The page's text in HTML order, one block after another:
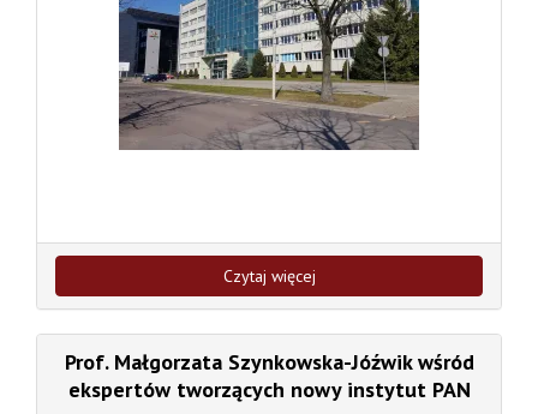
Czytaj więcej
Prof. Małgorzata Szynkowska-Jóźwik wśród
ekspertów tworzących nowy instytut PAN